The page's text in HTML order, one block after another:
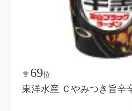
69位
東洋水産 Ｃやみつき旨辛